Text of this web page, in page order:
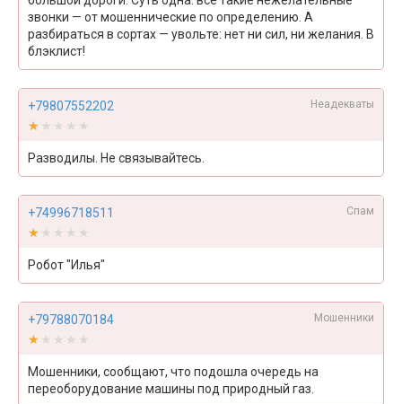
звонки — от мошеннические по определению. А
разбираться в сортах — увольте: нет ни сил, ни желания. В
блэклист!
+79807552202 Неадекваты
★★★★★
★★★★★
Разводилы. Не связывайтесь.
+74996718511 Спам
★★★★★
★★★★★
Робот "Илья"
+79788070184 Мошенники
★★★★★
★★★★★
Мошенники, сообщают, что подошла очередь на
переоборудование машины под природный газ.